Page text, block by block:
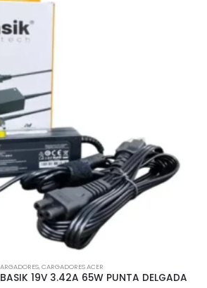
CARGADORES
CABEZOTE 5V 2A USB